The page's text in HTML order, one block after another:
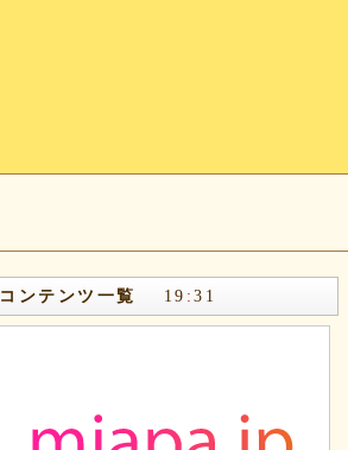
コンテンツ一覧 19 :31